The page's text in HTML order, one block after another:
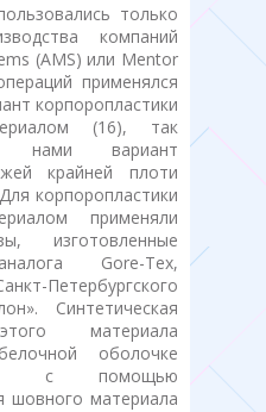
только
компаний
(AMS) или Mentor
применялся
корпоропластики
(16), так
нами вариант
крайней плоти
корпоропластики
применяли
изготовленные
Gore-Tex,
Петербургского
Синтетическая
материала
оболочке
с помощью
шовного материала